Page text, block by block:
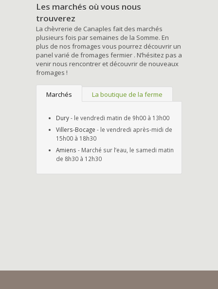
Les marchés où vous nous
trouverez
La chèvrerie de Canaples fait des marchés
plusieurs fois par semaines de la Somme. En
plus de nos fromages vous pourrez découvrir un
panel varié de fromages fermier . N’hésitez pas a
venir nous rencontrer et découvrir de nouveaux
fromages !
Marchés La boutique de la ferme
Dury- le vendredi matin de 9h00 à 13h00
Villers-Bocage - le vendredi après-midi de
15h00 à 18h30
Amiens - Marché sur l’eau, le samedi matin
de 8h30 à 12h30